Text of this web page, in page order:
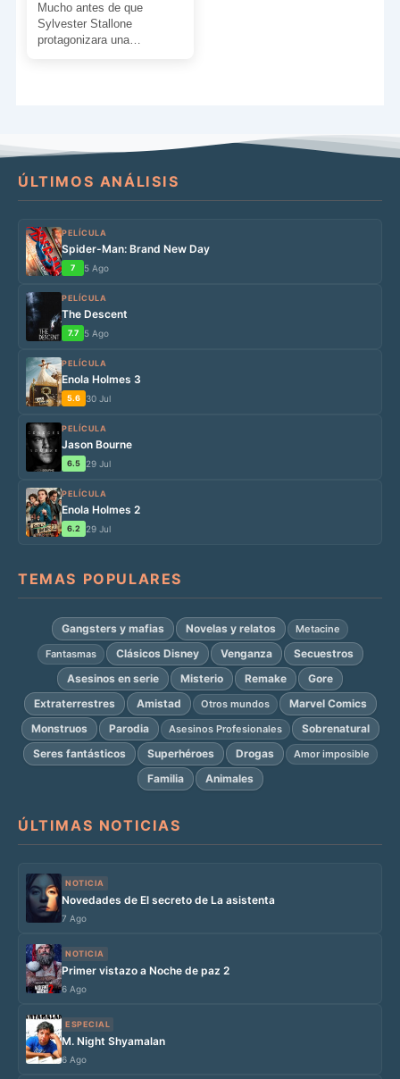
Mucho antes de que
Sylvester Stallone
protagonizara una
ÚLTIMOS ANÁLISIS
PELÍCULA
Spider-Man: Brand New Day
7 5 Ago
PELÍCULA
The Descent
7.7 5 Ago
PELÍCULA
Enola Holmes 3
5.6 30 Jul
PELÍCULA
Jason Bourne
6.5 29 Jul
PELÍCULA
Enola Holmes 2
6.2 29 Jul
TEMAS POPULARES
Gangsters y mafias Novelas y relatos
Metacine
Fantasmas
Clásicos Disney Venganza
Secuestros
Asesinos en serie
Misterio Remake
Gore
Extraterrestres
Amistad Otros mundos
Marvel Comics
Monstruos
Parodia Asesinos Profesionales
Sobrenatural
Seres fantásticos
Superhéroes Drogas Amor imposible
Familia Animales
ÚLTIMAS NOTICIAS
NOTICIA
Novedades de El secreto de La asistenta
7 Ago
NOTICIA
Primer vistazo a Noche de paz 2
6 Ago
ESPECIAL
M. Night Shyamalan
6 Ago